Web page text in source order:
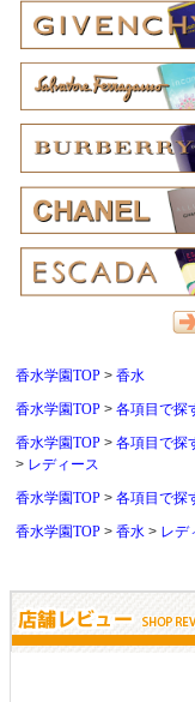
香水学園TOP
香水
香水学園TOP
各項目で探
香水学園TOP
各項目で探
レディース
香水学園TOP
各項目で探
香水学園TOP
香水 レデ